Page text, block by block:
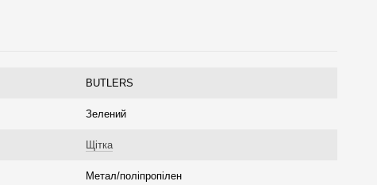
BUTLERS
Зелений
Щітка
Метал/поліпропілен